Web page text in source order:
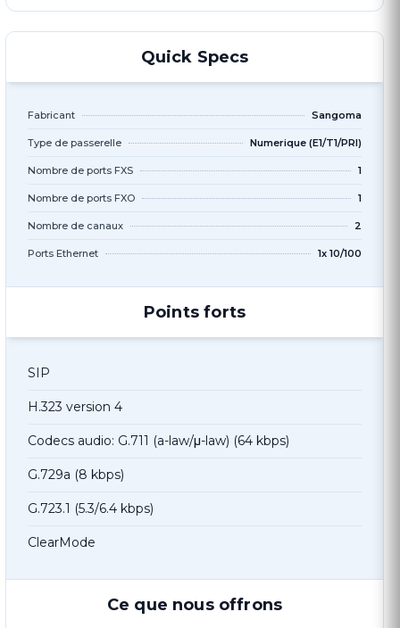
Quick Specs
Fabricant Sangoma
Type de passerelle Numerique (E1/T1/PRI)
Nombre de ports FXS 1
Nombre de ports FXO 1
Nombre de canaux 2
Ports Ethernet 1x 10/100
Points forts
SIP
H.323 version 4
Codecs audio: G.711 (a-law/μ-law) (64 kbps)
G.729a (8 kbps)
G.723.1 (5.3/6.4 kbps)
ClearMode
Ce que nous offrons